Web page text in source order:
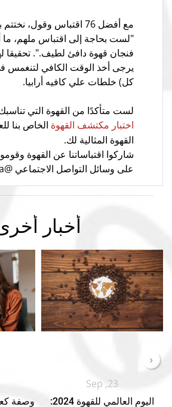
مع أفضل 76 اقتباس وقول،
"لست بحاجة إلى اقتباس ملهم، ما
فنجان قهوة دافئ لطيف.". تحقيقا
يرجى أخذ الوقت الكافي لتنغمس
كل) خلطات علي كافيه أرابيا.
لست متأكدًا من القهوة التي
اختبار مكتشف القهوة الخاص بنا
القهوة المثالية لك.
شاركوا اقتباساتنا عن القهوة وقوموا
على وسائل التواصل الاجتماعي @alicafearabia
أخبار
Sep ,23
اليوم العالمي للقهوة 2024:
وصفة
‹